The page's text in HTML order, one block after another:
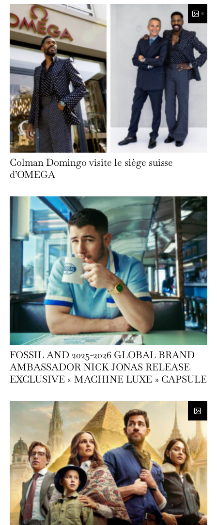
6
Colman Domingo visite le siège suisse
d’OMEGA
FOSSIL AND 2025-2026 GLOBAL BRAND
AMBASSADOR NICK JONAS RELEASE
EXCLUSIVE « MACHINE LUXE » CAPSULE